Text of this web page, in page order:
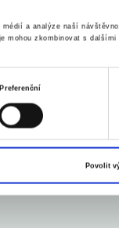
a analýze naší
mohou zkombinovat s
Preferenční
Povolit
rozpočet